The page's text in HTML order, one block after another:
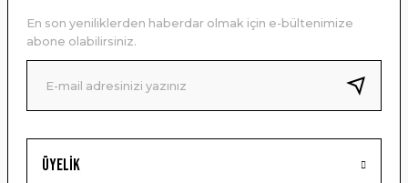
Ürün bilgilerinde hatalar bulunuyor.
Ürün fiyatı diğer sitelerden daha pahalı.
Bu ürüne benzer farklı alternatifler olmalı.
Üyelik
En son yeniliklerden haberdar olmak için e-bültenimize
abone olabilirsiniz.